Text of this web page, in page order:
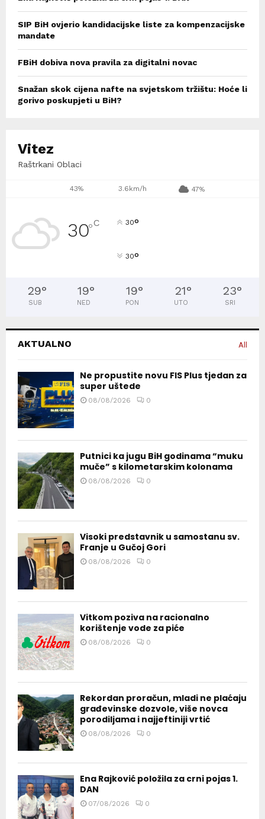
SIP BiH ovjerio kandidacijske liste za kompenzacijske
mandate
FBiH dobiva nova pravila za digitalni novac
Snažan skok cijena nafte na svjetskom tržištu: Hoće li
gorivo poskupjeti u BiH?
Vitez
Raštrkani Oblaci
43% 3.6km/h 47%
30°C 30°
30°
29°
SUB
19°
NED
19°
PON
21°
UTO
23°
SRI
AKTUALNO All
Ne propustite novu FIS Plus tjedan za
super uštede
08/08/2026 0
Putnici ka jugu BiH godinama “muku
muče” s kilometarskim kolonama
08/08/2026 0
Visoki predstavnik u samostanu sv.
Franje u Gučoj Gori
08/08/2026 0
Vitkom poziva na racionalno
korištenje vode za piće
08/08/2026 0
Rekordan proračun, mladi ne plaćaju
građevinske dozvole, više novca
porodiljama i najjeftiniji vrtić
08/08/2026 0
Ena Rajković položila za crni pojas 1.
DAN
07/08/2026 0